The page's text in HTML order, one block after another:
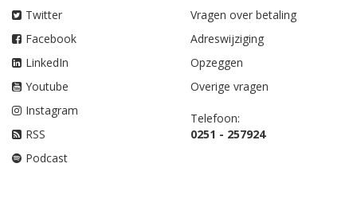
Twitter
Facebook
LinkedIn
Youtube
Instagram
RSS
Podcast
Vragen over betaling
Adreswijziging
Opzeggen
Overige vragen
Telefoon:
0251 - 257924